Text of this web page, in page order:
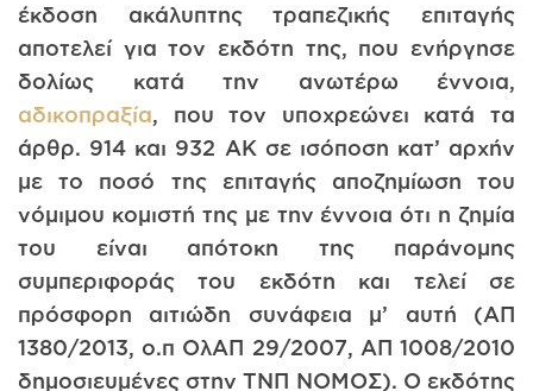
έκδοση ακάλυπτης τραπεζικής επιταγής
αποτελεί για τον εκδότη της, που ενήργησε
δολίως κατά την ανωτέρω έννοια,
αδικοπραξία , που τον υποχρεώνει κατά τα
άρθρ. 914 και 932 ΑΚ σε ισόποση κατ’ αρχήν
με το ποσό της επιταγής αποζημίωση του
νόμιμου κομιστή της με την έννοια ότι η ζημία
του είναι απότοκη της παράνομης
συμπεριφοράς του εκδότη και τελεί σε
πρόσφορη αιτιώδη συνάφεια μ’ αυτή (ΑΠ
1380/2013, ο.π ΟλΑΠ 29/2007, ΑΠ 1008/2010
δημοσιευμένες στην ΤΝΠ ΝΟΜΟΣ). Ο εκδότης